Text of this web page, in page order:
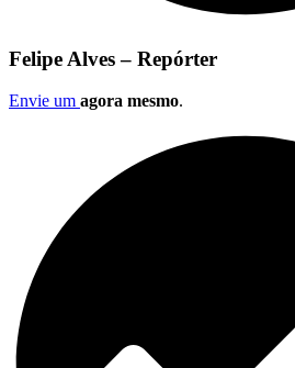
Felipe Alves – Repórter
Envie um agora mesmo.